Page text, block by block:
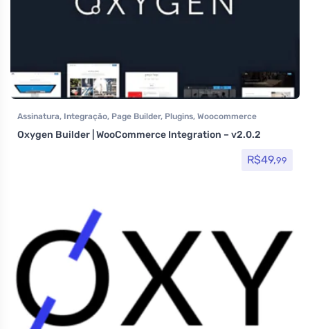
Assinatura, Integração, Page Builder, Plugins, Woocommerce
Oxygen Builder | WooCommerce Integration – v2.0.2
R$49,99